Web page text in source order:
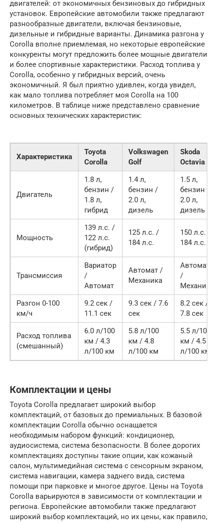
двигателей: от экономичных бензиновых до гибридных
установок. Европейские автомобили также предлагают
разнообразные двигатели, включая бензиновые,
дизельные и гибридные варианты. Динамика разгона у
Corolla вполне приемлемая, но некоторые европейские
конкуренты могут предложить более мощные двигатели
и более спортивные характеристики. Расход топлива у
Corolla, особенно у гибридных версий, очень
экономичный. Я был приятно удивлен, когда увидел,
как мало топлива потребляет моя Corolla на 100
километров. В таблице ниже представлено сравнение
основных технических характеристик:
Характеристика
Toyota
Corolla
Volkswagen
Golf
Skoda
Octavia
Двигатель
1.8 л,
бензин /
1.8 л,
гибрид
1.4 л,
бензин /
2.0 л,
дизель
1.5 л,
бензин /
2.0 л,
дизель
Мощность
139 л.с. /
122 л.с.
(гибрид)
125 л.с. /
184 л.с.
150 л.с. /
184 л.с.
Трансмиссия
Вариатор
/
Автомат
Автомат /
Механика
Автомат
/
Механика
Разгон 0-100
км/ч
9.2 сек /
11.1 сек
9.3 сек / 7.6
сек
8.2 сек /
7.8 сек
Расход топлива
(смешанный)
6.0 л/100
км / 4.3
л/100 км
5.8 л/100
км / 4.8
л/100 км
5.5 л/100
км / 4.5
л/100 км
Комплектации и цены
Toyota Corolla предлагает широкий выбор
комплектаций, от базовых до премиальных. В базовой
комплектации Corolla обычно оснащается
необходимым набором функций: кондиционер,
аудиосистема, система безопасности. В более дорогих
комплектациях доступны такие опции, как кожаный
салон, мультимедийная система с сенсорным экраном,
система навигации, камера заднего вида, система
помощи при парковке и многое другое. Цены на Toyota
Corolla варьируются в зависимости от комплектации и
региона. Европейские автомобили также предлагают
широкий выбор комплектаций, но их цены, как правило,